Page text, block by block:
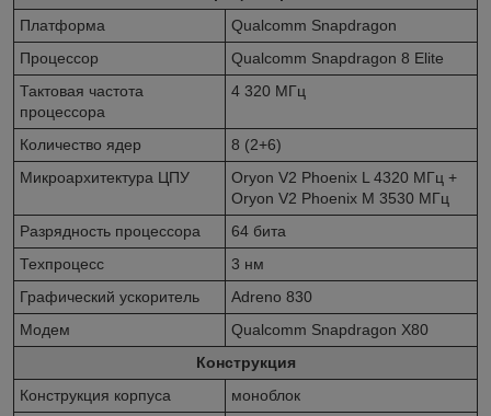
Платформа
Qualcomm Snapdragon
Процессор
Qualcomm Snapdragon 8 Elite
Тактовая частота
процессора
4 320 МГц
Количество ядер
8 (2+6)
Микроархитектура ЦПУ
Oryon V2 Phoenix L 4320 МГц +
Oryon V2 Phoenix M 3530 МГц
Разрядность процессора
64 бита
Техпроцесс
3 нм
Графический ускоритель
Adreno 830
Модем
Qualcomm Snapdragon X80
Конструкция
Конструкция корпуса
моноблок